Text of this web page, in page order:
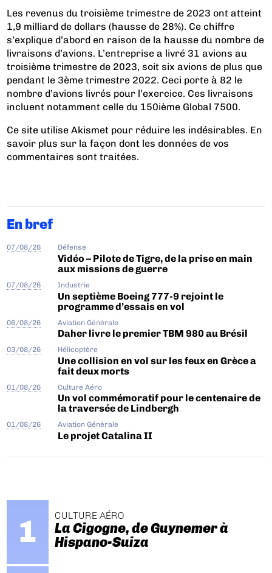
Les revenus du troisième trimestre de 2023 ont atteint
1,9 milliard de dollars (hausse de 28%). Ce chiffre
s’explique d’abord en raison de la hausse du nombre de
livraisons d’avions. L’entreprise a livré 31 avions au
troisième trimestre de 2023, soit six avions de plus que
pendant le 3ème trimestre 2022. Ceci porte à 82 le
nombre d’avions livrés pour l’exercice. Ces livraisons
incluent notamment celle du 150ième Global 7500.
Ce site utilise Akismet pour réduire les indésirables. En
savoir plus sur la façon dont les données de vos
commentaires sont traitées.
En bref
07/08/26 Défense
Vidéo – Pilote de Tigre, de la prise en main
aux missions de guerre
07/08/26 Industrie
Un septième Boeing 777-9 rejoint le
programme d’essais en vol
06/08/26 Aviation Générale
Daher livre le premier TBM 980 au Brésil
03/08/26 Hélicoptère
Une collision en vol sur les feux en Grèce a
fait deux morts
01/08/26 Culture Aéro
Un vol commémoratif pour le centenaire de
la traversée de Lindbergh
01/08/26 Aviation Générale
Le projet Catalina II
CULTURE AÉRO
La Cigogne, de Guynemer à
Hispano-Suiza